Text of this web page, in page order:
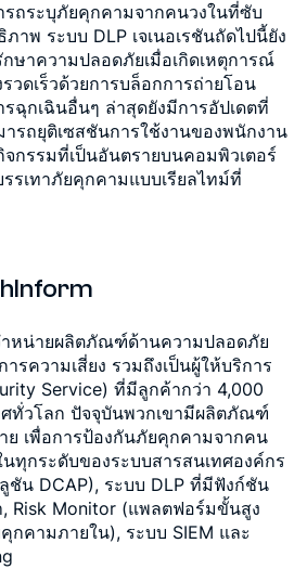
รถระบุภัยคุกคามจากคนวงในที่ซับ
าพ ระบบ DLP เจเนอเรชันถัดไปนี้ยัง
ษาความปลอดภัยเมื่อเกิดเหตุการณ์
วดเร็วด้วยการบล็อกการถ่ายโอน
ฉุกเฉินอื่นๆ ล่าสุดยังมีการอัปเดตที่
รถยุติเซสชันการใช้งานของพนักงาน
กรรมที่เป็นอันตรายบนคอมพิวเตอร์
รเทาภัยคุกคามแบบเรียลไทม์ที่
ำหน่ายผลิตภัณฑ์ด้านความปลอดภัย
รความเสี่ยง รวมถึงเป็นผู้ให้บริการ
Service) ที่มีลูกค้ากว่า 4,000
ศทั่วโลก ปัจจุบันพวกเขามีผลิตภัณฑ์
ย เพื่อการป้องกันภัยคุกคามจากคน
ทุกระดับของระบบสารสนเทศองค์กร
ชัน DCAP), ระบบ DLP ที่มีฟังก์ชัน
Risk Monitor (แพลตฟอร์มขั้นสูง
กคามภายใน), ระบบ SIEM และ